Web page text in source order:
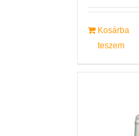
Kosárba
teszem